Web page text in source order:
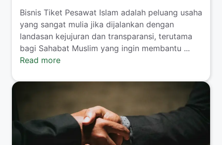
​Bisnis Tiket Pesawat Islam adalah peluang usaha
yang sangat mulia jika dijalankan dengan
landasan kejujuran dan transparansi, terutama
bagi Sahabat Muslim yang ingin membantu ...
Read more